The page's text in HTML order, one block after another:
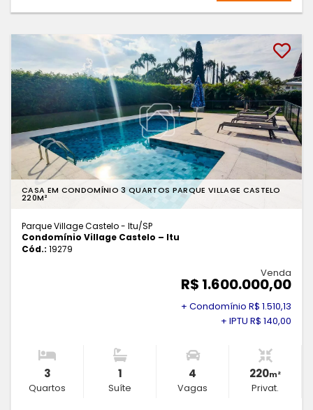
CASA EM CONDOMÍNIO 3 QUARTOS PARQUE VILLAGE CASTELO
220M²
Parque Village Castelo - Itu/SP
Condomínio Village Castelo – Itu
Cód.: 19279
Venda
R$ 1.600.000,00
+ Condomínio R$ 1.510,13
+ IPTU R$ 140,00
3
Quartos
1
Suíte
4
Vagas
220m²
Privat.